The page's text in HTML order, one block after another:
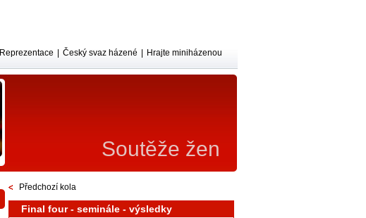
Soutěže žen
Reprezentace Český svaz házené Hrajte miniházenou
Předchozí kola
Final four - seminále - výsledky